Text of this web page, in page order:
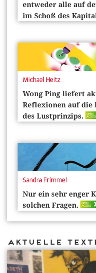
entweder alle auf
im Schoß des
Michael Heitz
Wong Ping liefert
Reflexionen auf die
des Lustprinzips. OPEN
ACCESS
Sandra Frimmel
Nur ein sehr enger
solchen Fragen. OPEN
ACCESS
Aktuelle